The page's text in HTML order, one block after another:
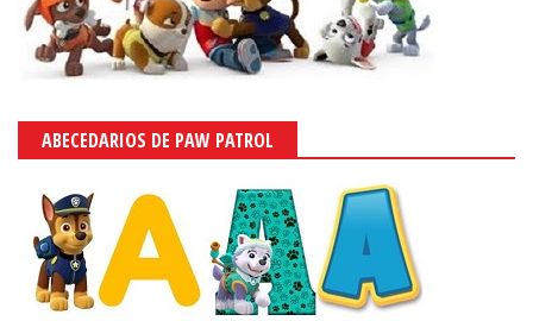
ABECEDARIOS DE PAW PATROL